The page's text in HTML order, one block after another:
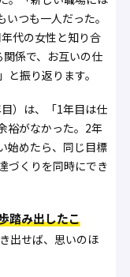
つも一人だった。
代の女性と知り合
係で、お互いの仕
振り返ります。
）は、「1年目は仕
裕がなかった。2年
始めたら、同じ目標
づくりを同時にでき
踏み出したこ
出せば、思いのほ